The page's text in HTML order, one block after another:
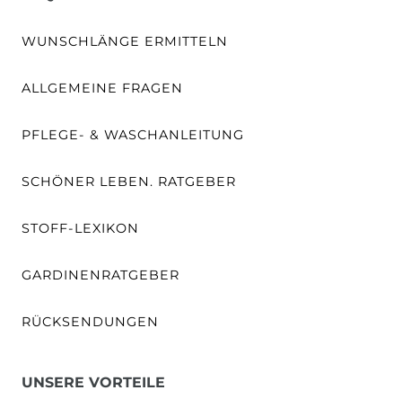
WUNSCHLÄNGE ERMITTELN
ALLGEMEINE FRAGEN
PFLEGE- & WASCHANLEITUNG
SCHÖNER LEBEN. RATGEBER
STOFF-LEXIKON
GARDINENRATGEBER
RÜCKSENDUNGEN
UNSERE VORTEILE